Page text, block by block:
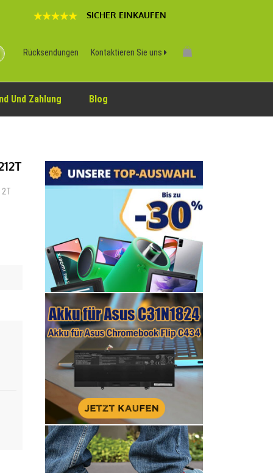
SICHER EINKAUFEN
Rücksendungen Kontaktieren Sie uns
Und Zahlung Blog